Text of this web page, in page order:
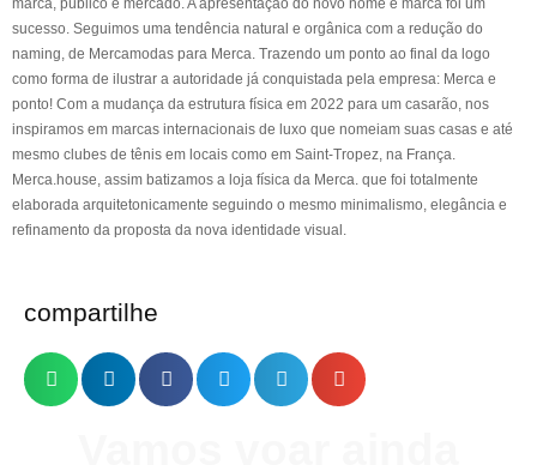
sucesso. Seguimos uma tendência natural e orgânica com a redução do
naming, de Mercamodas para Merca. Trazendo um ponto ao final da logo
como forma de ilustrar a autoridade já conquistada pela empresa: Merca e
ponto! Com a mudança da estrutura física em 2022 para um casarão, nos
inspiramos em marcas internacionais de luxo que nomeiam suas casas e até
mesmo clubes de tênis em locais como em Saint-Tropez, na França.
Merca.house, assim batizamos a loja física da Merca. que foi totalmente
elaborada arquitetonicamente seguindo o mesmo minimalismo, elegância e
refinamento da proposta da nova identidade visual.
compartilhe